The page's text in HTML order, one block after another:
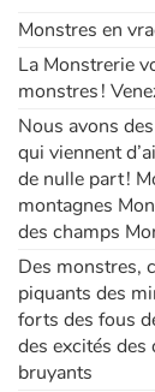
Apprendre les
Dyslexie,
Nos listes de
Les plus lus
Coups de coeur
Monstres en
La Monstrerie
monstres !
Nous avons
qui viennent
de nulle part !
montagnes
des champs
Des monstres,
piquants des
forts des fous
des excités des
bruyants